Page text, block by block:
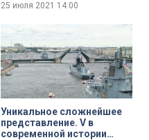
25 июля 2021 14:00
Уникальное сложнейшее
представление. V в
современной истории